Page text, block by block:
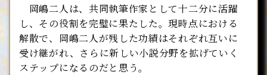
岡嶋二人は、共同執筆作家として十二分に活躍
し、その役割を完璧に果たした。現時点における
解散で、岡嶋二人が残した功績はそれぞれ互いに
受け継がれ、さらに新しい小説分野を拡げていく
ステップになるのだと思う。